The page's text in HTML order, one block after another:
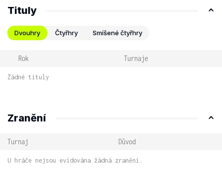
Tituly
Dvouhry Čtyřhry Smíšené čtyřhry
Rok Turnaje
Žádné tituly
Zranění
Turnaj Důvod
U hráče nejsou evidována žádná zranění.